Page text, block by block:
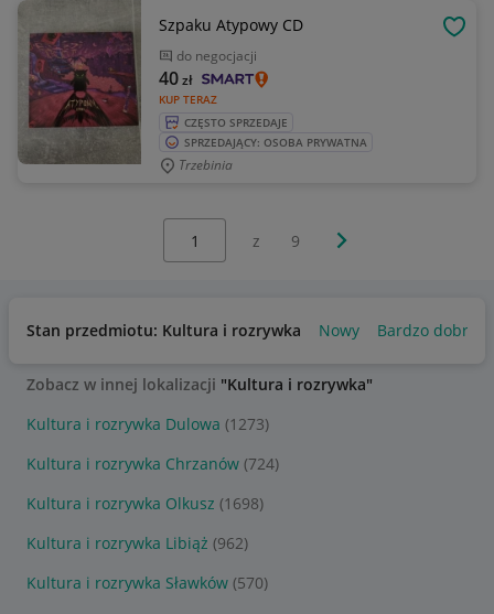
Szpaku Atypowy CD
do negocjacji
KUP TERAZ
40zł
CZĘSTO SPRZEDAJE
SPRZEDAJĄCY: OSOBA PRYWATNA
Trzebinia
z 9 Następna strona
Stan przedmiotu: Kultura i rozrywka Nowy Bardzo dobry
Zobacz w innej lokalizacji "Kultura i rozrywka"
Kultura i rozrywka Dulowa (1273)
Kultura i rozrywka Chrzanów (724)
Kultura i rozrywka Olkusz (1698)
Kultura i rozrywka Libiąż (962)
Kultura i rozrywka Sławków (570)